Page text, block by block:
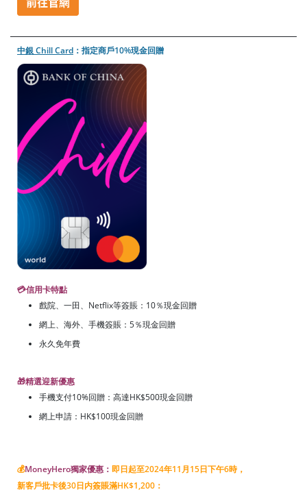
中銀 Chill Card ：指定商戶10%現金回贈
💳信用卡特點
戲院、一田、Netflix等簽賬：10％現金回贈
網上、海外、手機簽賬：5％現金回贈
永久免年費
🎁精選迎新優惠
手機支付10%回贈：高達HK$500現金回贈
網上申請：HK$100現金回贈
💰MoneyHero獨家優惠： 即日起至2024年11月15日下午6時，
新客戶批卡後30日内簽賬滿HK$1,200：